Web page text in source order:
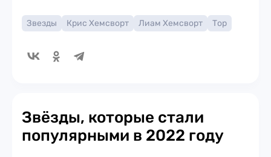
Звезды Крис Хемсворт Лиам Хемсворт Тор
Звёзды, которые стали
популярными в 2022 году